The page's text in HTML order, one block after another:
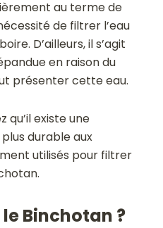
au terme de
de filtrer l’eau
D’ailleurs, il s’agit
en raison du
présenter cette eau.
qu’il existe une
durable aux
utilisés pour filtrer
Binchotan ?